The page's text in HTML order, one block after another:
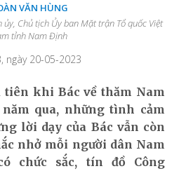
VĂN HÙNG
ủy, Chủ tịch Ủy ban Mặt trận Tổ quốc Việt
tỉnh Nam Định
ngày 20-05-2023
tiên khi Bác về thăm Nam
qua, những tình cảm
lời dạy của Bác vẫn còn
nhở mỗi người dân Nam
chức sắc, tín đồ Công